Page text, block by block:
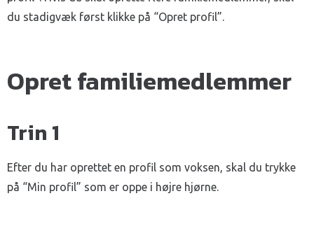
du stadigvæk først klikke på “Opret profil”.
Opret familiemedlemmer
Trin 1
Efter du har oprettet en profil som voksen, skal du trykke
på “Min profil” som er oppe i højre hjørne.